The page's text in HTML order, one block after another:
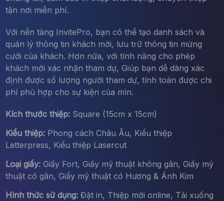
tận nơi miễn phí.
Với nền tảng InvitePro, bạn có thể tạo danh sách và
quản lý thông tin khách mời, lưu trữ thông tin mừng
cưới của khách. Hơn nữa, với tính năng cho phép
khách mời xác nhận tham dự, Giúp bạn dễ dàng xác
định được số lượng người tham dự, tính toán được chi
phí phù hợp cho sự kiện của mìn.
Kích thước thiệp:Square (15cm x 15cm)
Kiểu thiệp:Phong cách Châu Âu, Kiểu thiệp
Letterpress, Kiểu thiệp Lasercut
Loại giấy:Giấy Fort, Giấy mỹ thuật không gân, Giấy mỹ
thuật có gân, Giấy mỹ thuật có Hương & Ánh Kim
Hình thức sử dụng:Đặt in, Thiệp mời online, Tải xuống